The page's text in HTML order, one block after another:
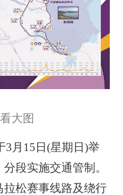
大图
3月15日(星期日)举
段实施交通管制。
松赛事线路及绕行